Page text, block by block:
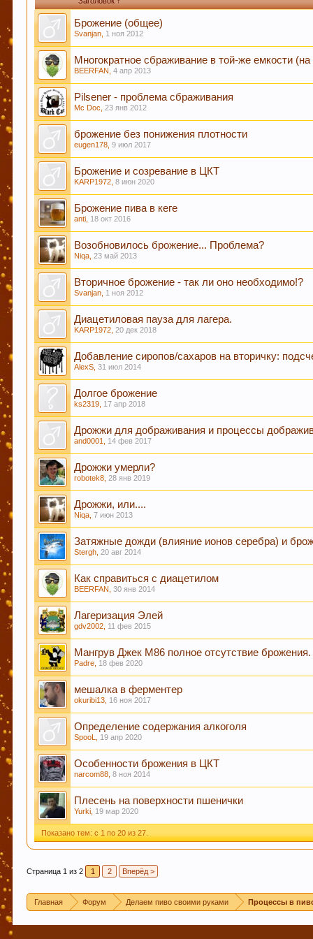
Если Вам нравится наш сайт, форум и
:) Спасибо!
Любое общение, которое не по-теме ПРОШУ
При приеме пива у мужчин выделяется гормон
независимо от того, любит ли мужчина напитки
Пиво богато антиоксидантами, которые
Пиво содержит витамин В, который помогает
сосудистой и иммунной системы.
Кофе оказывает воздействие на
Пиво может оказать положительное действие
В случае, если Вы не знаете в какую тему
подходящие разделы, в которых Вы сможете
Уважаемые пивовары, при прочтении
как четкую инструкцию, т.к. описывается чей-
другом. Так что принимайте это просто, как
Уважаемы пивовары и модераторы форума! При
новичкам форума быстро находить нужную
прописать в существующих темах ключевые
Уважаемый пользователь Гость, просьба быть
не соответствующие по смыслу той теме в которой
где стоило"). Форум растет - содержать его "в чистоте"
момент можно уточнить в чате Надеемся на понимание, с
УБЕДИТЕЛЬНАЯ ПРОСЬБА!!! Покинуть личные
Этот сайт использует файлы cookie.
больше.
Брожение (общее)
Svanjan 1 ноя 2012
Многократное сбраживание в той-же емкости
BEERFAN ,4 апр 2013
Pilsener - проблема сбраживания
Mc Doc ,23 янв 2012
брожение без понижения плотности
eugen178 ,9 июл 2017
Брожение и созревание в ЦКТ
KARP1972 ,8 июн 2020
Брожение пива в кеге
anti 18 окт 2016
Возобновилось брожение... Проблема?
Niqa ,23 май 2013
Вторичное брожение - так ли оно необходимо!?
Svanjan 1 ноя 2012
Диацетиловая пауза для лагера.
KARP1972 ,20 дек 2018
Добавление сиропов/сахаров на вторичку:
AlexS ,31 июл 2014
Долгое брожение
ks2319 17 апр 2018
Дрожжи для дображивания и процессы
and0001 14 фев 2017
Дрожжи умерли?
robotek8 ,28 янв 2019
Дрожжи, или....
Niqa ,7 июн 2013
Затяжные дожди (влияние ионов серебра) и
Stergh ,20 авг 2014
Как справиться с диацетилом
BEERFAN ,30 янв 2014
Лагеризация Элей
gdv2002 11 фев 2015
Мангрув Джек М86 полное отсутствие брожения.
Padre 18 фев 2020
мешалка в ферментер
okuribi13 16 ноя 2017
Определение содержания алкоголя
SpooL 19 апр 2020
Особенности брожения в ЦКТ
narcom88 ,8 ноя 2014
Плесень на поверхности пшенички
Yurki 19 мар 2020
Показано тем: с 1 по 20 из 27.
Страница 1 из 2 1 2 Вперёд >
Главная Форум Делаем пиво своими руками Процессы в